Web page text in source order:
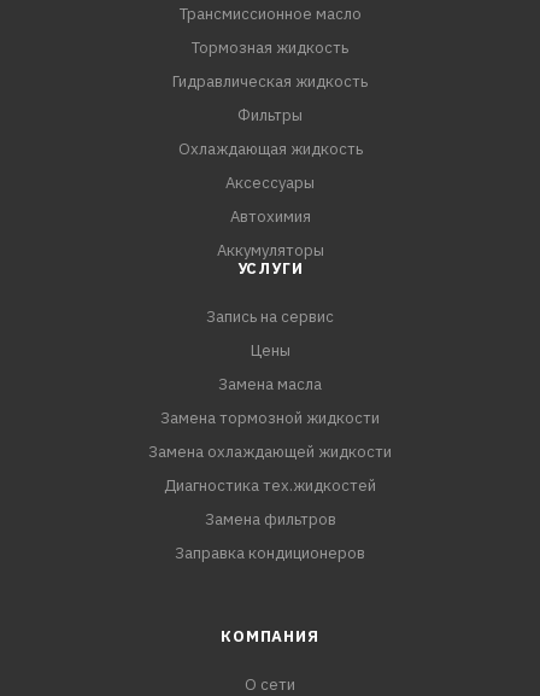
Трансмиссионное масло
Тормозная жидкость
Гидравлическая жидкость
Фильтры
Охлаждающая жидкость
Аксессуары
Автохимия
Аккумуляторы
УСЛУГИ
Запись на сервис
Цены
Замена масла
Замена тормозной жидкости
Замена охлаждающей жидкости
Диагностика тех.жидкостей
Замена фильтров
Заправка кондиционеров
КОМПАНИЯ
О сети